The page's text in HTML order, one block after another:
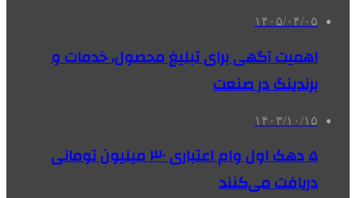
۱۴۰۵/۰۴/۰۵
اهمیت آگهی برای تبلیغ محصول، خدمات و
برندینگ در صنعت
۱۴۰۳/۱۰/۱۵
۵ دهک اول وام اعتباری ۳۰ میلیون تومانی
دریافت می‌کنند